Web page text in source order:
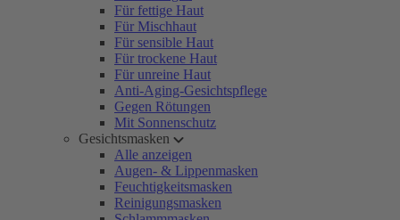
Für fettige Haut
Für Mischhaut
Für sensible Haut
Für trockene Haut
Für unreine Haut
Anti-Aging-Gesichtspflege
Gegen Rötungen
Mit Sonnenschutz
Gesichtsmasken
Alle anzeigen
Augen- & Lippenmasken
Feuchtigkeitsmasken
Reinigungsmasken